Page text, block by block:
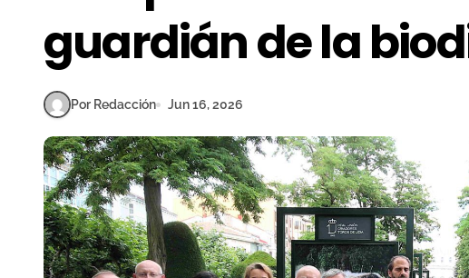
guardián de la
Por Redacción Jun 16, 2026